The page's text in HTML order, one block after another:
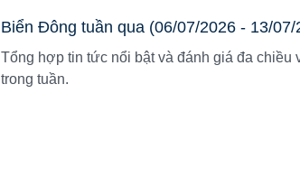
Biển Đông tuần qua (06/07/2026 - 13/07/
Tổng hợp tin tức nổi bật và đánh giá đa chiều
trong tuần.